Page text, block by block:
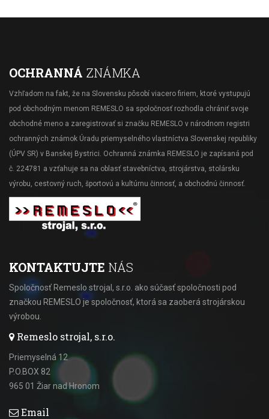
OCHRANNÁ ZNÁMKA
Vzhľadom na fakt, že na Slovensku pôsobí viacero firiem, ktoré vystupujú
pod obchodným menom REMESLO sa spoločnosť rozhodla chrániť svoje
obchodné meno a zaregistrovať si značku REMESLO v národnom registri
ochranných známok Úradu priemyselného vlastníctva Slovenskej republiky
(ÚPV SR) v Banskej Bystrici. Ochranná známka REMESLO je zapísaná pod
č. 224781 a vzťahuje sa na oblasť stavebníctva, strojárstva, stolársku
výrobu, cestovný ruch, športovú a kultúrnu činnosť, a obchodnú činnosť.
KONTAKTUJTE NÁS
Spoločnosť Remeslo strojal, s.r.o. ako súčasť spoločnosti pod
značkou REMESLO je spoločnosť, ktorá sa zaoberá strojárskou
výrobou.
Remeslo strojal, s.r.o.
Priemyselná 12
P.O.BOX 82
965 01 Žiar nad Hronom
Email